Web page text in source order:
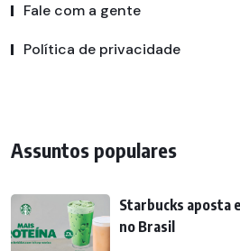
Fale com a gente
Política de privacidade
Assuntos populares
Starbucks aposta
no Brasil